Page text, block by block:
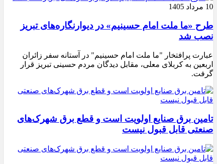
10 مرداد 1405
طرح «ما ملت امام حسینیم» در دیوارنگاره‌های تبریز
نصب شد
عبارت پرافتخار "ما ملت امام حسینیم" در آستانه سفر زائران
اربعین به کربلای معلی، مقابل دیدگان مردم حسینی تبریز قرار
گرفت.
تامین برق صنایع اولویت است و قطع برق شهرک‌های
صنعتی قابل قبول نیست